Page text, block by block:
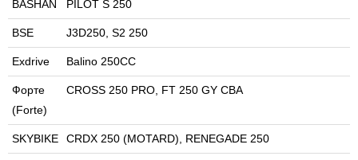
BASHAN PILOT S 250
BSE J3D250, S2 250
Exdrive Balino 250CC
Форте
(Forte)
CROSS 250 PRO, FT 250 GY CBA
SKYBIKE CRDX 250 (MOTARD), RENEGADE 250